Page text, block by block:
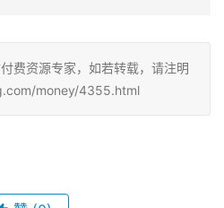
费资源专家，如若转载，请注明
money/4355.html